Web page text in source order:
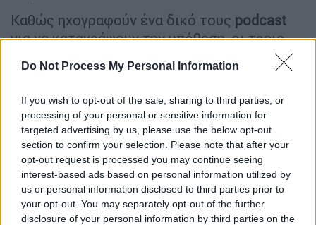
Do Not Process My Personal Information
If you wish to opt-out of the sale, sharing to third parties, or
processing of your personal or sensitive information for
targeted advertising by us, please use the below opt-out
section to confirm your selection. Please note that after your
opt-out request is processed you may continue seeing
interest-based ads based on personal information utilized by
us or personal information disclosed to third parties prior to
your opt-out. You may separately opt-out of the further
disclosure of your personal information by third parties on the
Καθώς ηχογραφούν ένα δικό τους podcast
για να καταγράψουν την υπόθεση, οι τρεις
τους ξετυλίγουν τα πολύπλοκα μυστικά του
κτιρίου που εκτείνονται χρόνια πίσω. Ίσως,
ακόμη πιο εκρηκτικά είναι τα ψέματα που
λένε ο ένας στον άλλον. Σύντομα, η
ριψοκίνδυνη ομάδα των τριών
πρωταγωνιστών, καθώς κάνει αγώνα για να
αποκρυπτογραφήσει τα αυξανόμενα στοιχεία
πριν να είναι πολύ αργά, συνειδητοποιεί ότι
ο δολοφόνος μπορεί να ζει ανάμεσά τους.